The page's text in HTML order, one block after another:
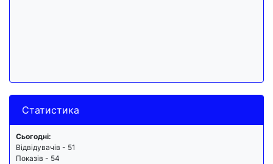
Статистика
Сьогодні:
Відвідувачів - 51
Показів - 54